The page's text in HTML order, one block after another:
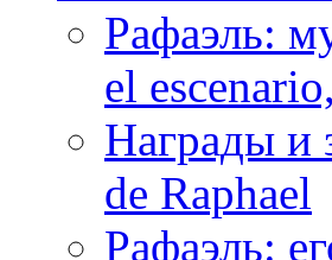
Рафаэль:
el
Награды и
de Raphael
Рафаэль: